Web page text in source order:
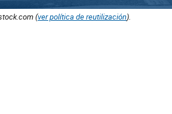
(ver política de reutilización).